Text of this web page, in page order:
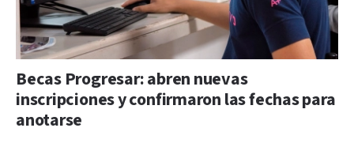
Becas Progresar: abren nuevas
inscripciones y confirmaron las fechas para
anotarse